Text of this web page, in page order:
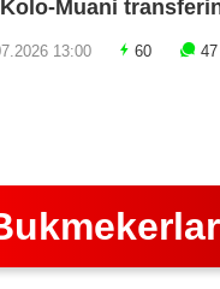
Muani
13:00 60 47